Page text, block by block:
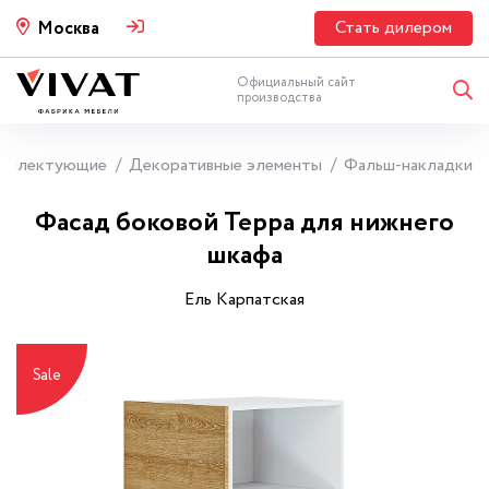
Москва Стать дилером
Официальный сайт
производства
Декоративные элементы Фальш-накладки
Фасад боковой Терра для нижнего
шкафа
Ель Карпатская
Sale